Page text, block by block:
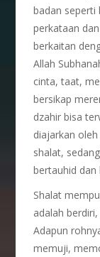
badan seperti
perkataan
berkaitan
Allah
cinta, taat,
bersikap
dzahir bisa
diajarkan oleh
shalat,
bertauhid dan
Shalat
adalah
Adapun
memuji,